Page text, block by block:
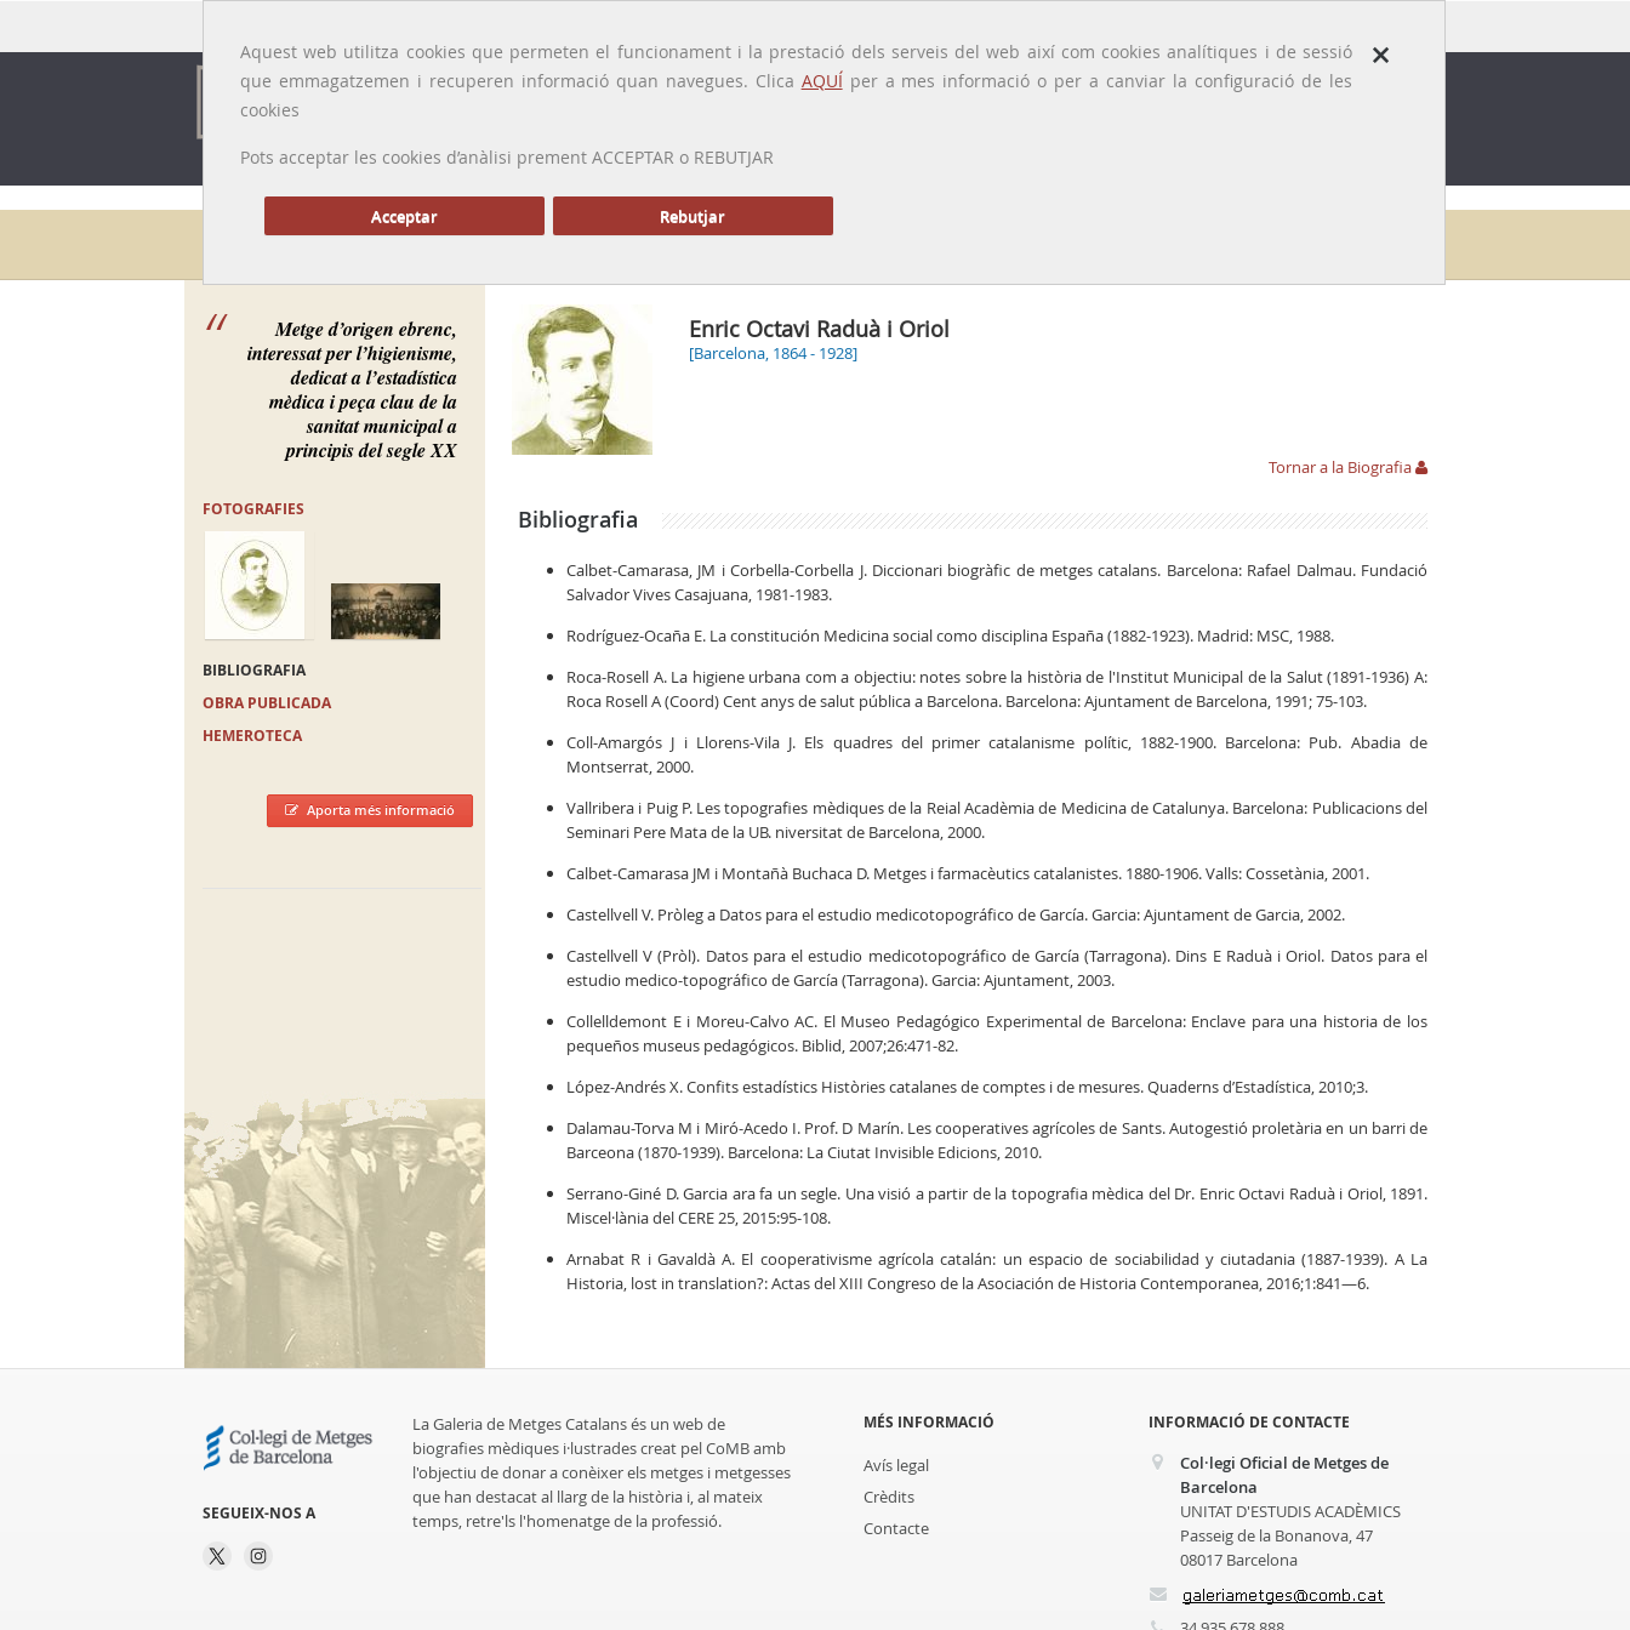
×
Aquest web utilitza cookies que permeten el funcionament i la prestació dels serveis del web així com cookies analítiques i de sessió
que emmagatzemen i recuperen informació quan navegues. Clica AQUÍper a mes informació o per a canviar la configuració de les
cookies
Pots acceptar les cookies d’anàlisi prement ACCEPTAR o REBUTJAR
Acceptar Rebutjar
PRESENTACIÓ GALERIA
Galeria de metges
Metge d’origen ebrenc,
interessat per l’higienisme,
dedicat a l’estadística
mèdica i peça clau de la
sanitat municipal a
principis del segle XX
FOTOGRAFIES
BIBLIOGRAFIA
OBRA PUBLICADA
HEMEROTECA
Aporta més informació
Enric Octavi Raduà i Oriol
[Barcelona, 1864 - 1928]
Tornar a la Biografia
Bibliografia
Calbet-Camarasa, JM i Corbella-Corbella J. Diccionari biogràfic de metges catalans. Barcelona: Rafael Dalmau. Fundació
Salvador Vives Casajuana, 1981-1983.
Rodríguez-Ocaña E. La constitución Medicina social como disciplina España (1882-1923). Madrid: MSC, 1988.
Roca-Rosell A. La higiene urbana com a objectiu: notes sobre la història de l'Institut Municipal de la Salut (1891-1936) A:
Roca Rosell A (Coord) Cent anys de salut pública a Barcelona. Barcelona: Ajuntament de Barcelona, 1991; 75-103.
Coll-Amargós J i Llorens-Vila J. Els quadres del primer catalanisme polític, 1882-1900. Barcelona: Pub. Abadia de
Montserrat, 2000.
Vallribera i Puig P. Les topografies mèdiques de la Reial Acadèmia de Medicina de Catalunya. Barcelona: Publicacions del
Seminari Pere Mata de la UB. niversitat de Barcelona, 2000.
Calbet-Camarasa JM i Montañà Buchaca D. Metges i farmacèutics catalanistes. 1880-1906. Valls: Cossetània, 2001.
Castellvell V. Pròleg a Datos para el estudio medicotopográfico de García. Garcia: Ajuntament de Garcia, 2002.
Castellvell V (Pròl). Datos para el estudio medicotopográfico de García (Tarragona). Dins E Raduà i Oriol. Datos para el
estudio medico-topográfico de García (Tarragona). Garcia: Ajuntament, 2003.
Collelldemont E i Moreu-Calvo AC. El Museo Pedagógico Experimental de Barcelona: Enclave para una historia de los
pequeños museus pedagógicos. Biblid, 2007;26:471-82.
López-Andrés X. Confits estadístics Històries catalanes de comptes i de mesures. Quaderns d’Estadística, 2010;3.
Dalamau-Torva M i Miró-Acedo I. Prof. D Marín. Les cooperatives agrícoles de Sants. Autogestió proletària en un barri de
Barceona (1870-1939). Barcelona: La Ciutat Invisible Edicions, 2010.
Serrano-Giné D. Garcia ara fa un segle. Una visió a partir de la topografia mèdica del Dr. Enric Octavi Raduà i Oriol, 1891.
Miscel·lània del CERE 25, 2015:95-108.
Arnabat R i Gavaldà A. El cooperativisme agrícola catalán: un espacio de sociabilidad y ciutadania (1887-1939). A La
Historia, lost in translation?: Actas del XIII Congreso de la Asociación de Historia Contemporanea, 2016;1:841—6.
SEGUEIX-NOS A
La Galeria de Metges Catalans és un web de
biografies mèdiques i·lustrades creat pel CoMB amb
l'objectiu de donar a conèixer els metges i metgesses
que han destacat al llarg de la història i, al mateix
temps, retre'ls l'homenatge de la professió.
MÉS INFORMACIÓ
Avís legal
Crèdits
Contacte
INFORMACIÓ DE CONTACTE
Col·legi Oficial de Metges de
Barcelona
UNITAT D'ESTUDIS ACADÈMICS
Passeig de la Bonanova, 47
08017 Barcelona